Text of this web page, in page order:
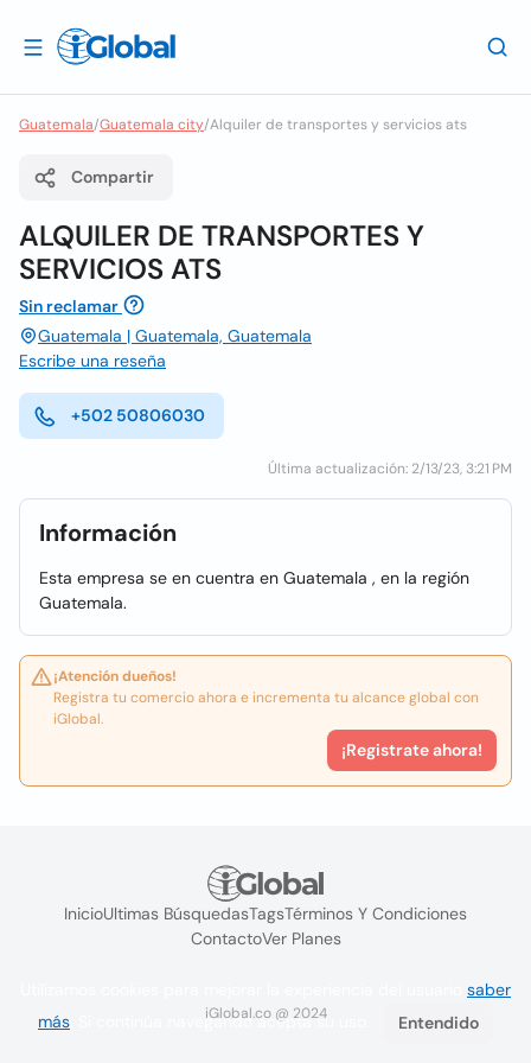
Guatemala/Guatemala city/Alquiler de transportes y servicios ats
Compartir
ALQUILER DE TRANSPORTES Y
SERVICIOS ATS
Sin reclamar
Guatemala | Guatemala, Guatemala
Escribe una reseña
+502 50806030
Última actualización: 2/13/23, 3:21 PM
Información
Esta empresa se en cuentra en Guatemala , en la región
Guatemala.
¡Atención dueños!
Registra tu comercio ahora e incrementa tu alcance global con
iGlobal.
¡Registrate ahora!
InicioUltimas BúsquedasTagsTérminos Y Condiciones
ContactoVer Planes
iGlobal.co @ 2024
saber
más . Si continúa navegando acepta su uso. Entendido